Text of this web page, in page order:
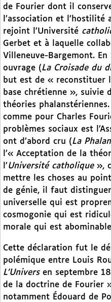
de Fourier dont il
l’association et l’hostilité
rejoint l’Université
Gerbet et à laquelle
Villeneuve-Bargemont.
ouvrage (La Croisade du
but est de « reconstituer
base chrétienne », suivie
théories
comme pour Charles
problèmes sociaux est
ont d’abord cru (La
l’« Acceptation de la
l’Université catholique»,
mettre les choses au
de génie, il faut
universelle qui est
cosmogonie qui est
morale qui est
Cette déclaration fut le
polémique entre Louis
L’Universen septembre
de la doctrine de Fourier
notamment Édouard de